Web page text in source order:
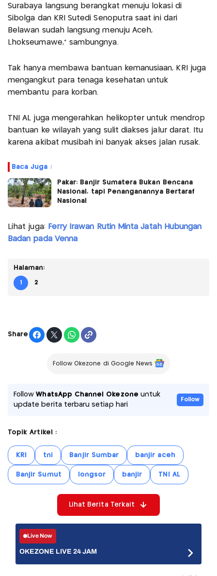
Surabaya langsung berangkat menuju lokasi di
Sibolga dan KRI Sutedi Senoputra saat ini dari
Belawan sudah langsung menuju Aceh,
Lhokseumawe," sambungnya.
Tak hanya membawa bantuan kemanusiaan, KRI juga
mengangkut para tenaga kesehatan untuk
membantu para korban.
TNI AL juga mengerahkan helikopter untuk mendrop
bantuan ke wilayah yang sulit diakses jalur darat. Itu
karena akibat musibah ini banyak akses jalan rusak.
Baca Juga :
Pakar: Banjir Sumatera Bukan Bencana
Nasional, tapi Penanganannya Bertaraf
Nasional
Lihat juga: Ferry Irawan Rutin Minta Jatah Hubungan
Badan pada Venna
Halaman:
1 2
Share
Follow Okezone di Google News
FollowWhatsApp Channel Okezone untuk
update berita terbaru setiap hari
Follow
Topik Artikel :
KRI tni Banjir Sumbar banjir aceh
Banjir Sumut longsor banjir TNI AL
Lihat Berita Terkait
Live Now
OKEZONE LIVE 24 JAM